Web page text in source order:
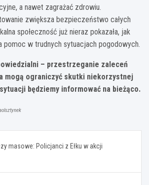
a nawet zagrażać zdrowiu.
zwiększa bezpieczeństwo całych
społeczność już nieraz pokazała, jak
pomoc w trudnych sytuacjach pogodowych.
– przestrzeganie zaleceń
mogą ograniczyć skutki niekorzystnej
będziemy informować na bieżąco.
masowe: Policjanci z Ełku w akcji